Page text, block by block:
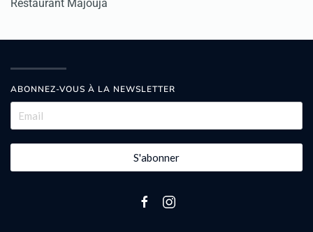
Restaurant Majouja
ABONNEZ-VOUS À LA NEWSLETTER
S'abonner